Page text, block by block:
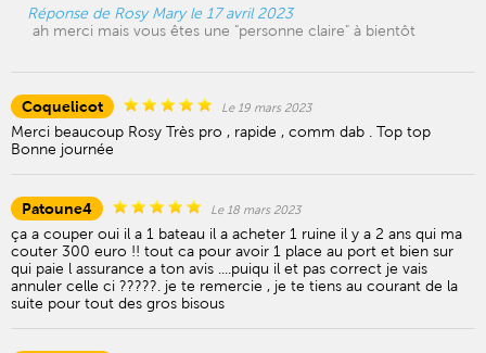
Réponse de Rosy Mary le 17 avril 2023
ah merci mais vous êtes une "personne claire" à bientôt
Coquelicot Le 19 mars 2023
Merci beaucoup Rosy Très pro , rapide , comm dab . Top top
Bonne journée
Patoune4 Le 18 mars 2023
ça a couper oui il a 1 bateau il a acheter 1 ruine il y a 2 ans qui ma
couter 300 euro !! tout ca pour avoir 1 place au port et bien sur
qui paie l assurance a ton avis ....puiqu il et pas correct je vais
annuler celle ci ?????. je te remercie , je te tiens au courant de la
suite pour tout des gros bisous